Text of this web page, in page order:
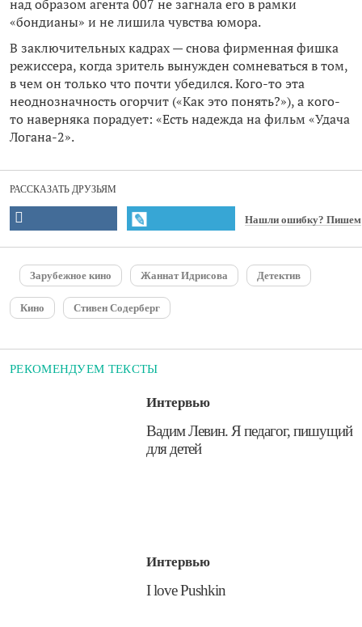
над образом агента 007 не загнала его в рамки
«бондианы» и не лишила чувства юмора.
В заключительных кадрах — снова фирменная фишка
режиссера, когда зритель вынужден сомневаться в том,
в чем он только что почти убедился. Кого-то эта
неоднозначность огорчит («Как это понять?»), а кого-
то наверняка порадует: «Есть надежда на фильм «Удача
Логана-2».
РАССКАЗАТЬ ДРУЗЬЯМ
Нашли ошибку? Пишем
Зарубежное кино Жаннат Идрисова Детектив
Кино Стивен Содерберг
РЕКОМЕНДУЕМ ТЕКСТЫ
Интервью
​Вадим Левин. Я педагог, пишущий
для детей
Интервью
I love Pushkin